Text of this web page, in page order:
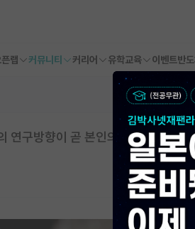
랩 커뮤니티 커리어 유학교육 이벤트반
연구방향이 곧 본인의 연구주제인듯